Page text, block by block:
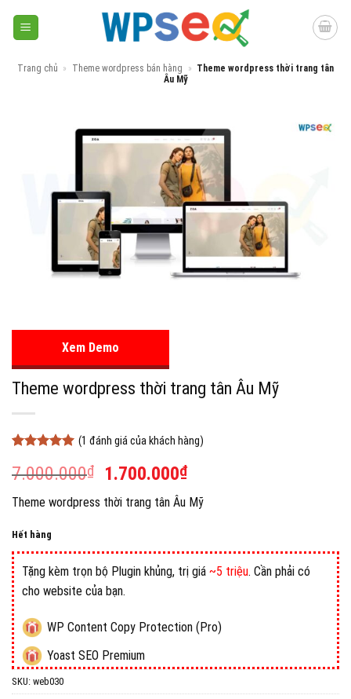
Trang chủ » Theme wordpress bán hàng » Theme wordpress thời trang tân
Âu Mỹ
Xem Demo
Theme wordpress thời trang tân Âu Mỹ
dựa trên
đánh giá
(1 đánh giá của khách hàng)
7.000.000₫
Giá
gốc
là:
1.700.000₫Giá
hiện
tại
1.700.000₫.
Theme wordpress thời trang tân Âu Mỹ
Hết hàng
Tặng kèm trọn bộ Plugin khủng, trị giá ~5 triệu. Cần phải có
cho website của bạn.
WP Content Copy Protection (Pro)
Yoast SEO Premium
All in One WP Migration Unlimited Extension
SKU: web030